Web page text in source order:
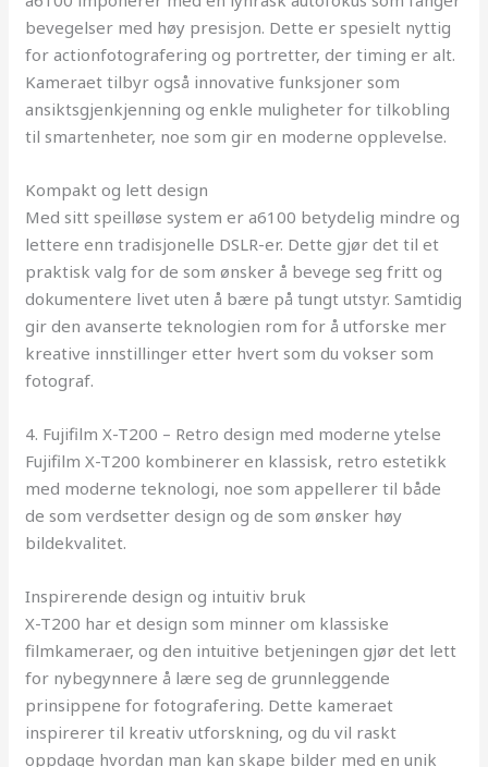
bevegelser med høy presisjon. Dette er spesielt nyttig
for actionfotografering og portretter, der timing er alt.
Kameraet tilbyr også innovative funksjoner som
ansiktsgjenkjenning og enkle muligheter for tilkobling
til smartenheter, noe som gir en moderne opplevelse.
Kompakt og lett design
Med sitt speilløse system er a6100 betydelig mindre og
lettere enn tradisjonelle DSLR-er. Dette gjør det til et
praktisk valg for de som ønsker å bevege seg fritt og
dokumentere livet uten å bære på tungt utstyr. Samtidig
gir den avanserte teknologien rom for å utforske mer
kreative innstillinger etter hvert som du vokser som
fotograf.
4. Fujifilm X-T200 – Retro design med moderne ytelse
Fujifilm X-T200 kombinerer en klassisk, retro estetikk
med moderne teknologi, noe som appellerer til både
de som verdsetter design og de som ønsker høy
bildekvalitet.
Inspirerende design og intuitiv bruk
X-T200 har et design som minner om klassiske
filmkameraer, og den intuitive betjeningen gjør det lett
for nybegynnere å lære seg de grunnleggende
prinsippene for fotografering. Dette kameraet
inspirerer til kreativ utforskning, og du vil raskt
oppdage hvordan man kan skape bilder med en unik